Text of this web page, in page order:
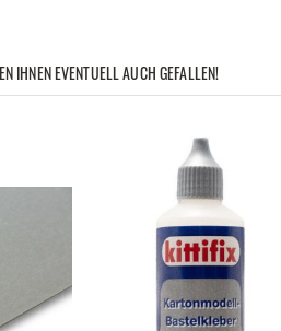
IHNEN EVENTUELL AUCH GEFALLEN!